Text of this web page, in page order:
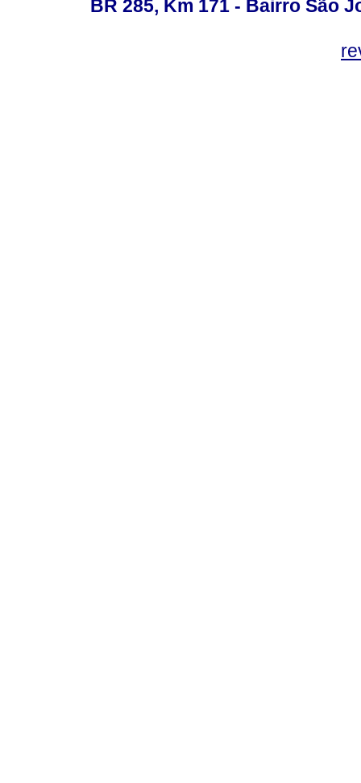
BR 285, Km 171 - Bairro São